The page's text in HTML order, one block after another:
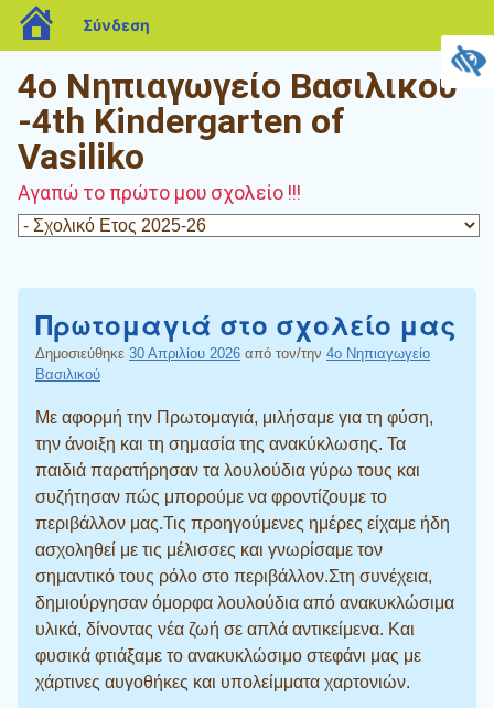
4o Νηπιαγωγείο Βασιλικού
-4th Kindergarten of
Vasiliko
Αγαπώ το πρώτο μου σχολείο !!!
Πρωτομαγιά στο σχολείο μας
Δημοσιεύθηκε 30 Απριλίου 2026 από τον/την 4o Νηπιαγωγείο
Βασιλικού
Με αφορμή την Πρωτομαγιά, μιλήσαμε για τη φύση,
την άνοιξη και τη σημασία της ανακύκλωσης. Τα
παιδιά παρατήρησαν τα λουλούδια γύρω τους και
συζήτησαν πώς μπορούμε να φροντίζουμε το
περιβάλλον μας.Τις προηγούμενες ημέρες είχαμε ήδη
ασχοληθεί με τις μέλισσες και γνωρίσαμε τον
σημαντικό τους ρόλο στο περιβάλλον.Στη συνέχεια,
δημιούργησαν όμορφα λουλούδια από ανακυκλώσιμα
υλικά, δίνοντας νέα ζωή σε απλά αντικείμενα. Και
φυσικά φτιάξαμε το ανακυκλώσιμο στεφάνι μας με
χάρτινες αυγοθήκες και υπολείμματα χαρτονιών.
blogs.sch.gr
Σύνδεση